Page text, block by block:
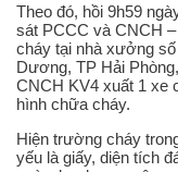
Theo đó, hồi 9h59
sát PCCC và CNCH
cháy tại nhà xưởng
Dương, TP Hải
CNCH KV4 xuất 1 xe
hình chữa cháy.
Hiện trường cháy
yếu là giấy, diện tích